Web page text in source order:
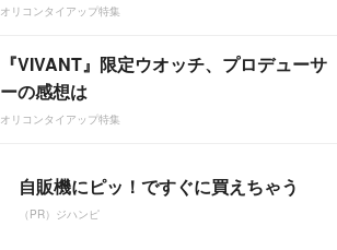
オリコンタイアップ特集
『VIVANT』限定ウオッチ、プロデューサ
ーの感想は
オリコンタイアップ特集
自販機にピッ！ですぐに買えちゃう
（PR）ジハンピ